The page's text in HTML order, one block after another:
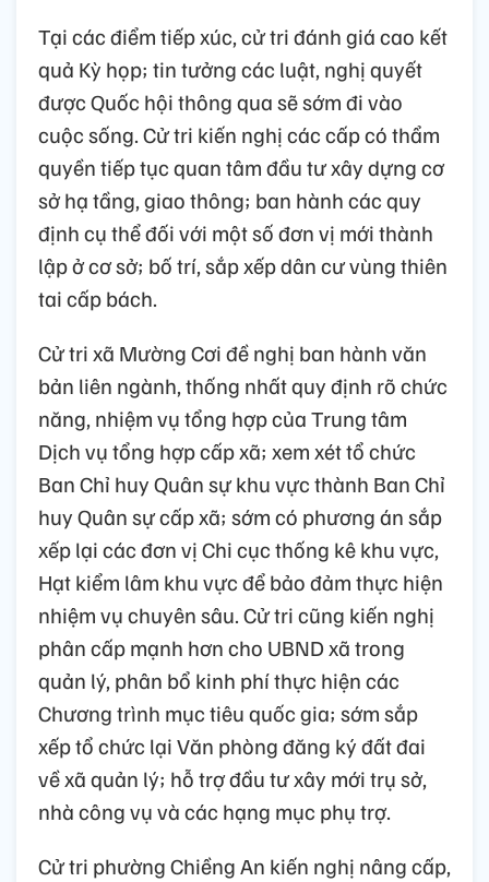
Tại các điểm tiếp xúc, cử tri đánh giá cao kết
quả Kỳ họp; tin tưởng các luật, nghị quyết
được Quốc hội thông qua sẽ sớm đi vào
cuộc sống. Cử tri kiến nghị các cấp có thẩm
quyền tiếp tục quan tâm đầu tư xây dựng cơ
sở hạ tầng, giao thông; ban hành các quy
định cụ thể đối với một số đơn vị mới thành
lập ở cơ sở; bố trí, sắp xếp dân cư vùng thiên
tai cấp bách.
Cử tri xã Mường Cơi đề nghị ban hành văn
bản liên ngành, thống nhất quy định rõ chức
năng, nhiệm vụ tổng hợp của Trung tâm
Dịch vụ tổng hợp cấp xã; xem xét tổ chức
Ban Chỉ huy Quân sự khu vực thành Ban Chỉ
huy Quân sự cấp xã; sớm có phương án sắp
xếp lại các đơn vị Chi cục thống kê khu vực,
Hạt kiểm lâm khu vực để bảo đảm thực hiện
nhiệm vụ chuyên sâu. Cử tri cũng kiến nghị
phân cấp mạnh hơn cho UBND xã trong
quản lý, phân bổ kinh phí thực hiện các
Chương trình mục tiêu quốc gia; sớm sắp
xếp tổ chức lại Văn phòng đăng ký đất đai
về xã quản lý; hỗ trợ đầu tư xây mới trụ sở,
nhà công vụ và các hạng mục phụ trợ.
Cử tri phường Chiềng An kiến nghị nâng cấp,